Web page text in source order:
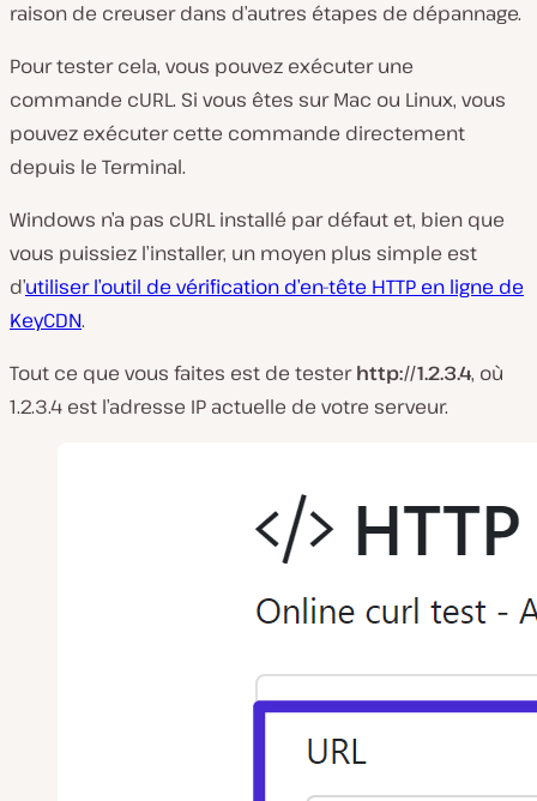
raison de creuser dans d’autres étapes de dépannage.
Pour tester cela, vous pouvez exécuter une
commande cURL. Si vous êtes sur Mac ou Linux, vous
pouvez exécuter cette commande directement
depuis le Terminal.
Windows n’a pas cURL installé par défaut et, bien que
vous puissiez l’installer, un moyen plus simple est
d’utiliser l’outil de vérification d’en-tête HTTP en ligne de
KeyCDN.
Tout ce que vous faites est de testerhttp://1.2.3.4, où
1.2.3.4 est l’adresse IP actuelle de votre serveur.